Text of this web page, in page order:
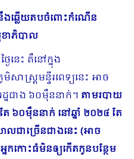
ងឆ្លើយតបចំពោះកំណើន
ខាភិបាល
នេះ គឺនៅក្នុង
ស្ត្រមន្ទីរពេទ្យនេះ អាច
ឋជាង ៦០ម៉ឺននាក់។ តាមរបាយ
៦០ម៉ឺននាក់ នៅឆ្នាំ ២០២៤ តែ
ជាច្រើនជាងនេះ (អាច
កោះធំមិនឲ្យកើតកូនបន្ថែម